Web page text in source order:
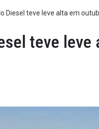
Diesel teve leve alta em
teve